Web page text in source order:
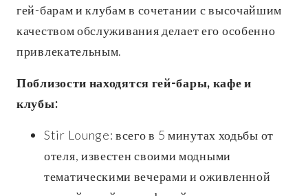
гей-барам и клубам в сочетании с высочайшим
качеством обслуживания делает его особенно
привлекательным.
Поблизости находятся гей-бары, кафе и
клубы:
Stir Lounge: всего в 5 минутах ходьбы от
отеля, известен своими модными
тематическими вечерами и оживленной